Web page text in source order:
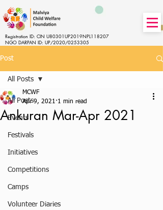
Registration ID: CIN U80301UP2019NPL118207
NGO DARPAN ID: UP/2020/0253305
Post
All Posts
Events
Festivals
Initiatives
Competitions
Camps
Volunteer Diaries
All Posts
Ankuran Mar-Apr 2021
MCWF
Apr 9, 2021 1 min read